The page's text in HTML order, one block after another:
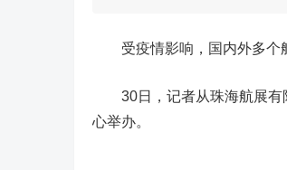
受疫情影响，国内外多个航
30日，记者从珠海航展有
心举办。